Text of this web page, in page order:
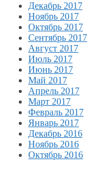
Декабрь 2017
Ноябрь 2017
Октябрь 2017
Сентябрь 2017
Август 2017
Июль 2017
Июнь 2017
Май 2017
Апрель 2017
Март 2017
Февраль 2017
Январь 2017
Декабрь 2016
Ноябрь 2016
Октябрь 2016